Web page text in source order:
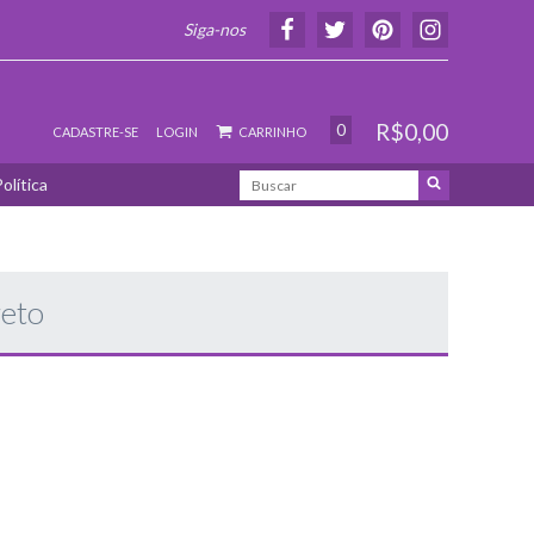
Siga-nos
CADASTRE-SE LOGIN CARRINHO 0 R$0,00